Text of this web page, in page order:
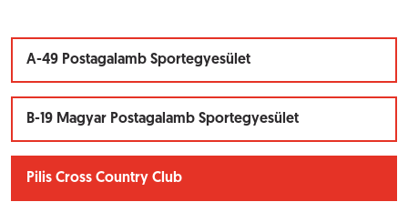
A-49 Postagalamb Sportegyesület
B-19 Magyar Postagalamb Sportegyesület
Pilis Cross Country Club